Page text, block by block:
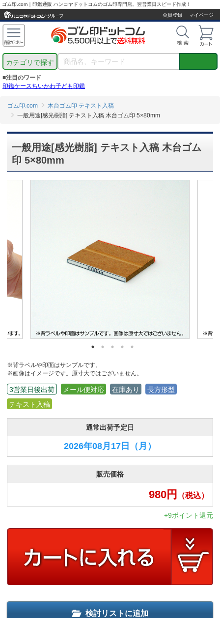
ゴム印.com｜印鑑通販 ハンコヤドットコムのゴム印専門店。翌営業日スピード作成！
会員登録
マイページ
カテゴリで探す
■注目のワード
印鑑ケースちいかわ子ども印鑑
ゴム印.com
木台ゴム印 テキスト入稿
一般用途[感光樹脂] テキスト入稿 木台ゴム印 5×80mm
一般用途[感光樹脂] テキスト入稿 木台ゴム
印 5×80mm
※背ラベルや印面はサンプルです。
※画像はイメージです。原寸大ではございません。
3営業日後出荷 メール便対応 在庫あり
長方形型
テキスト入稿
通常出荷予定日
2026年08月17日 （月）
販売価格
980円 （税込）
+9ポイント還元
検討リストに追加